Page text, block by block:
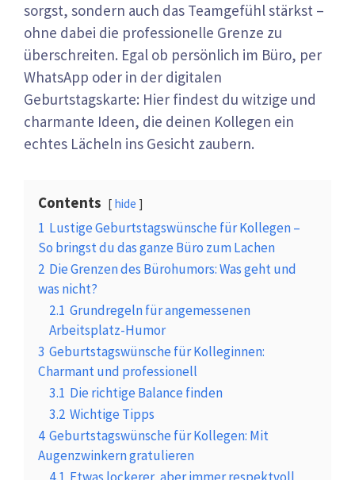
sorgst, sondern auch das Teamgefühl stärkst –
ohne dabei die professionelle Grenze zu
überschreiten. Egal ob persönlich im Büro, per
WhatsApp oder in der digitalen
Geburtstagskarte: Hier findest du witzige und
charmante Ideen, die deinen Kollegen ein
echtes Lächeln ins Gesicht zaubern.
Contents hide
1 Lustige Geburtstagswünsche für Kollegen –
So bringst du das ganze Büro zum Lachen
2 Die Grenzen des Bürohumors: Was geht und
was nicht?
2.1 Grundregeln für angemessenen
Arbeitsplatz-Humor
3 Geburtstagswünsche für Kolleginnen:
Charmant und professionell
3.1 Die richtige Balance finden
3.2 Wichtige Tipps
4 Geburtstagswünsche für Kollegen: Mit
Augenzwinkern gratulieren